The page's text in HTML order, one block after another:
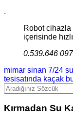
.
Robot cihazla
içerisinde
0.539.646
mimar sinan 7/24
tesisatında kaçak
Kırmadan Su